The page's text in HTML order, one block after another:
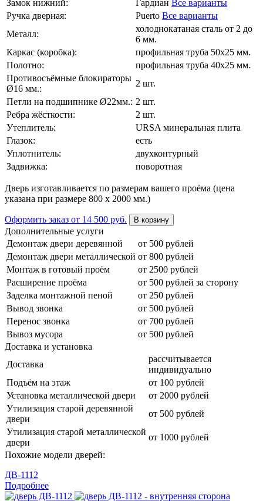
Замок нижний:
Гардиан Все варианты
Ручка дверная:
Puerto Все варианты
Металл:
холоднокатаная сталь от 2 до
6 мм.
Каркас (коробка):
профильная труба 50х25 мм.
Полотно:
профильная труба 40х25 мм.
Противосъёмные блокираторы
Ø16 мм.:
2 шт.
Петли на подшипнике Ø22мм.: 2 шт.
Ребра жёсткости:
2 шт.
Утеплитель:
URSA минеральная плита
Глазок:
есть
Уплотнитель:
двухконтурный
Задвижка:
поворотная
Дверь изготавливается по размерам вашего проёма (цена
указана при размере 800 х 2000 мм.)
Оформить заказ от 14 500 руб. В корзину
Дополнительные услуги
Демонтаж двери деревянной
от 500 рублей
Демонтаж двери металлической от 800 рублей
Монтаж в готовый проём
от 2500 рублей
Расширение проёма
от 500 рублей за сторону
Заделка монтажной пеной
от 250 рублей
Вывод звонка
от 500 рублей
Перенос звонка
от 700 рублей
Вывоз мусора
от 500 рублей
Доставка и установка
Доставка
рассчитывается
индивидуально
Подъём на этаж
от 100 рублей
Установка металлической двери
от 2000 рублей
Утилизация старой деревянной
двери
от 500 рублей
Утилизация старой металлической
двери
от 1000 рублей
Похожие модели дверей:
ДВ-1112
Подробнее